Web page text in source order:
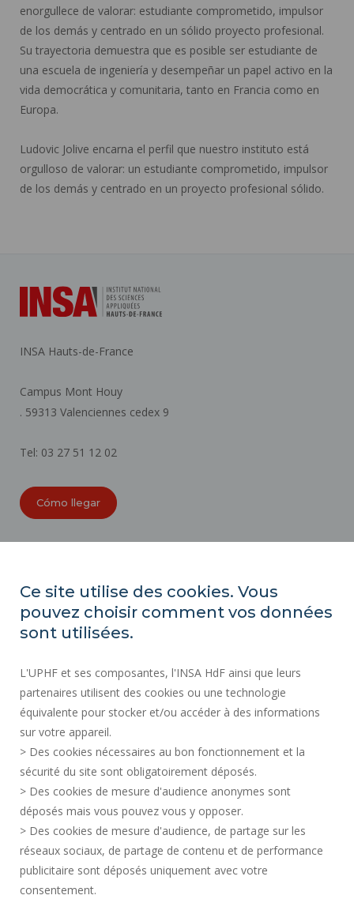
enorgullece de valorar: estudiante comprometido, impulsor
de los demás y centrado en un sólido proyecto profesional.
Su trayectoria demuestra que es posible ser estudiante de
una escuela de ingeniería y desempeñar un papel activo en la
vida democrática y comunitaria, tanto en Francia como en
Europa.
Ludovic Jolive encarna el perfil que nuestro instituto está
orgulloso de valorar: un estudiante comprometido, impulsor
de los demás y centrado en un proyecto profesional sólido.
INSA Hauts-de-France
Campus Mont Houy
. 59313 Valenciennes cedex 9
Tel: 03 27 51 12 02
Cómo llegar
ÍNDICE DE IGUALDAD PROFESIONAL
MAPA DEL SITIO
DATOS PERSONALES
CONTRATACIÓN PÚBLICA
INFORMACIÓN LEGAL
CONTRATACIÓN
CRÉDITOS
SALA DE PRENSA
SERVICIOS PÚBLICOS +
CONTACTOS
GESTIÓN DE COOKIES
Ce site utilise des cookies. Vous
pouvez choisir comment vos données
sont utilisées.
L'UPHF et ses composantes, l'INSA HdF ainsi que leurs
partenaires utilisent des cookies ou une technologie
équivalente pour stocker et/ou accéder à des informations
sur votre appareil.
> Des cookies nécessaires au bon fonctionnement et la
sécurité du site sont obligatoirement déposés.
> Des cookies de mesure d'audience anonymes sont
déposés mais vous pouvez vous y opposer.
> Des cookies de mesure d'audience, de partage sur les
réseaux sociaux, de partage de contenu et de performance
publicitaire sont déposés uniquement avec votre
consentement.